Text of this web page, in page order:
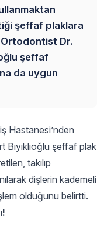
şeffaf plaklara
Dr.
şeffaf
da uygun
Hastanesi’nden
şeffaf plak
takılıp
dişlerin kademeli
olduğunu belirtti.